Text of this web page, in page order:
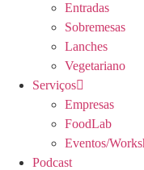
Entradas
Sobremesas
Lanches
Vegetariano
Serviços
Empresas
FoodLab
Eventos/
Podcast